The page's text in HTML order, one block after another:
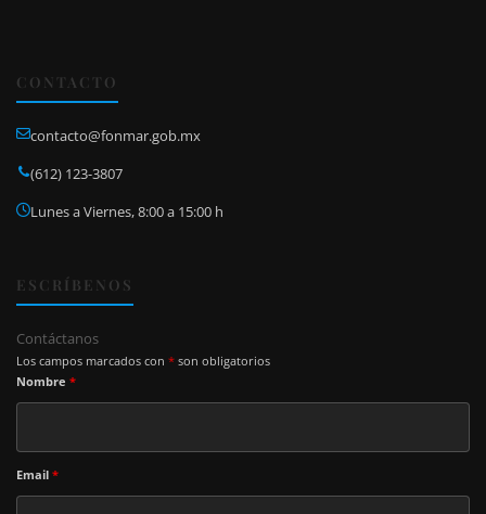
CONTACTO
contacto@fonmar.gob.mx
(612) 123-3807
Lunes a Viernes, 8:00 a 15:00 h
ESCRÍBENOS
Contáctanos
Los campos marcados con * son obligatorios
Nombre *
Email *